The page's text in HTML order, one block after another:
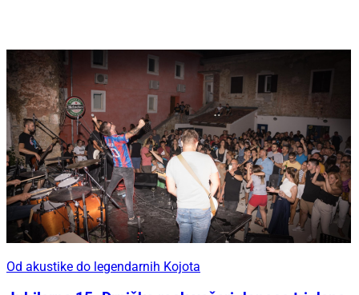
Od akustike do legendarnih Kojota